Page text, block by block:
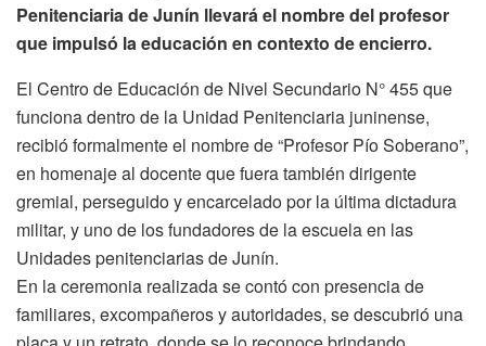
Penitenciaria de Junín llevará el nombre del profesor
que impulsó la educación en contexto de encierro.
El Centro de Educación de Nivel Secundario N° 455 que
funciona dentro de la Unidad Penitenciaria juninense,
recibió formalmente el nombre de “Profesor Pío Soberano”,
en homenaje al docente que fuera también dirigente
gremial, perseguido y encarcelado por la última dictadura
militar, y uno de los fundadores de la escuela en las
Unidades penitenciarias de Junín.
En la ceremonia realizada se contó con presencia de
familiares, excompañeros y autoridades, se descubrió una